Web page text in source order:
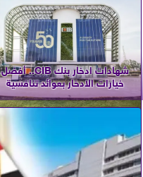
شهادات ادخار بنك CIB.. أفضل
خيارات الادخار بعوائد تنافسية